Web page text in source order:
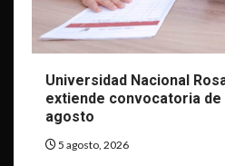
Universidad Nacional
extiende convocatoria de
agosto
5 agosto, 2026